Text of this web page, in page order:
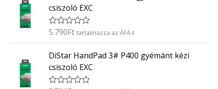
5
e
l
é
s
:
/
5
csiszoló EXC
É
é
e
l
5.790Ft tartalmazza az ÁFÁ-t
DiStar HandPad 3# P400 gyémánt kézi
csiszoló EXC